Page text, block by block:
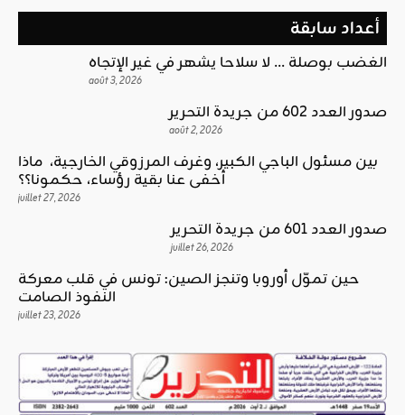
أعداد سابقة
الغضب بوصلة … لا سلاحا يشهر في غير الإتجاه
août 3, 2026
صدور العدد 602 من جريدة التحرير
août 2, 2026
بين مسئول الباجي الكبير، وغرف المرزوقي الخارجية، ماذا
أخفى عنا بقية رؤساء، حكمونا؟؟
juillet 27, 2026
صدور العدد 601 من جريدة التحرير
juillet 26, 2026
حين تموّل أوروبا وتنجز الصين: تونس في قلب معركة
النفوذ الصامت
juillet 23, 2026